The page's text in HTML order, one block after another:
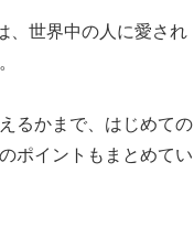
、世界中の人に愛され
るかまで、はじめての
ポイントもまとめてい